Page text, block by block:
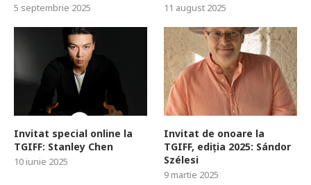
5 septembrie 2025 11 august 2025
Invitat special online la
TGIFF: Stanley Chen
10 iunie 2025
Invitat de onoare la
TGIFF, ediția 2025: Sándor
Szélesi
9 martie 2025